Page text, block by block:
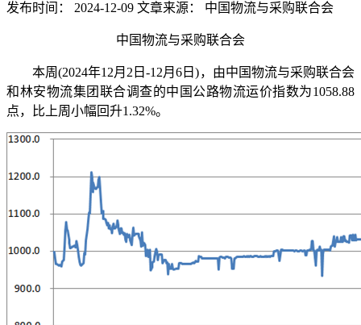
发布时间：
2024-12-09 文章来源： 中国物流与采购联合会
中国物流与采购联合会
本周(2024年12月2日-12月6日)，由中国物流与采购联合会
和林安物流集团联合调查的中国公路物流运价指数为1058.88
点，比上周小幅回升1.32%。